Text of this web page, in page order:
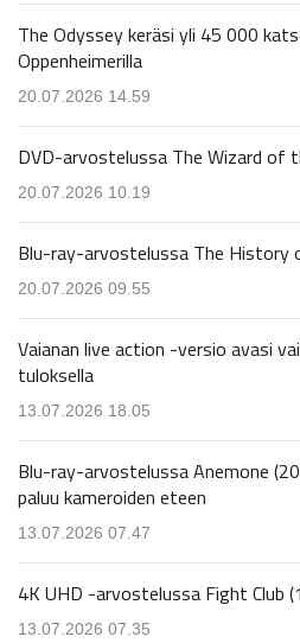
The Odyssey keräsi yli 45 000
Oppenheimerilla
20.07.2026 14.59
DVD-arvostelussa The Wizard of
20.07.2026 10.19
Blu-ray-arvostelussa The History
20.07.2026 09.55
Vaianan live action -versio avasi
tuloksella
13.07.2026 18.05
Blu-ray-arvostelussa Anemone
paluu kameroiden eteen
13.07.2026 07.47
4K UHD -arvostelussa Fight Club
13.07.2026 07.35